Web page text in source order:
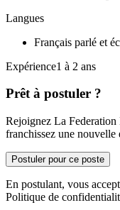
Langues
Français parlé et
Expérience1 à 2 ans
Prêt à postuler ?
Rejoignez La
franchissez une nouvelle
Postuler pour ce poste
En postulant, vous
Politique de